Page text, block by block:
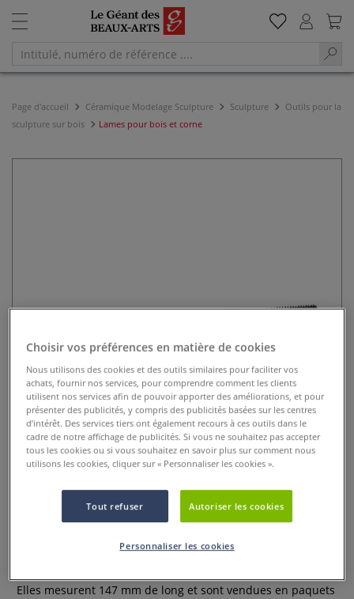
Page d'accueil Céramique Modelage Sculpture Sculpture
Outils pour la
sculpture sur bois
Lames pour bois et corne
Lames pour bois et corne
0 Commentaires
Elles mesurent 147 mm de long et sont vendues en paquets
Choisir vos préférences en matière de cookies
Nous utilisons des cookies et des outils similaires pour faciliter vos
achats, fournir nos services, pour comprendre comment les clients
utilisent nos services afin de pouvoir apporter des améliorations, et pour
présenter des publicités, y compris des publicités basées sur les centres
d’intérêt. Des services tiers ont également recours à ces outils dans le
cadre de notre affichage de publicités. Si vous ne souhaitez pas accepter
tous les cookies ou si vous souhaitez en savoir plus sur comment nous
utilisons les cookies, cliquer sur « Personnaliser les cookies ».
Tout refuser Autoriser les cookies
Personnaliser les cookies